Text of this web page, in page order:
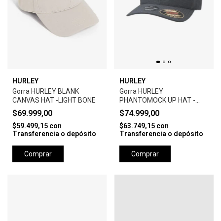
HURLEY
Gorra HURLEY BLANK
CANVAS HAT -LIGHT BONE
$69.999,00
$59.499,15 con
Transferencia o depósito
Comprar
HURLEY
Gorra HURLEY
PHANTOMOCK UP HAT -
BLACK
$74.999,00
$63.749,15 con
Transferencia o depósito
Comprar